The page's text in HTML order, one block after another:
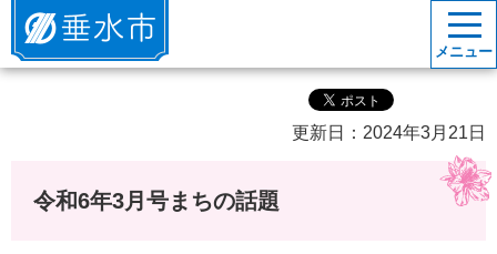
垂水市
メニュー
更新日：2024年3月21日
令和6年3月号まちの話題